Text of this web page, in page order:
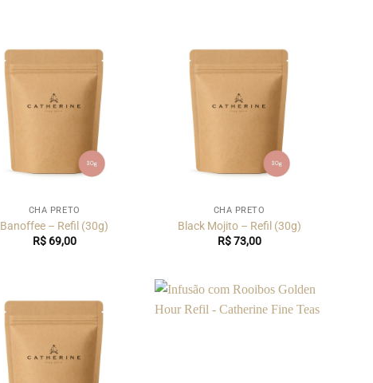
CHÁ PRETO
Banoffee – Refil (30g)
R$69,00
CHÁ PRETO
Black Mojito – Refil (30g)
R$73,00